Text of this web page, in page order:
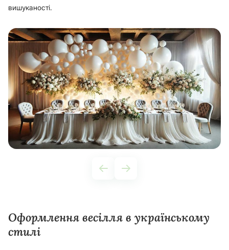
вишуканості.
Оформлення весілля в українському
стилі